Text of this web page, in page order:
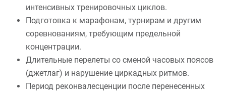
интенсивных тренировочных циклов.
Подготовка к марафонам, турнирам и другим
соревнованиям, требующим предельной
концентрации.
Длительные перелеты со сменой часовых поясов
(джетлаг) и нарушение циркадных ритмов.
Период реконвалесценции после перенесенных